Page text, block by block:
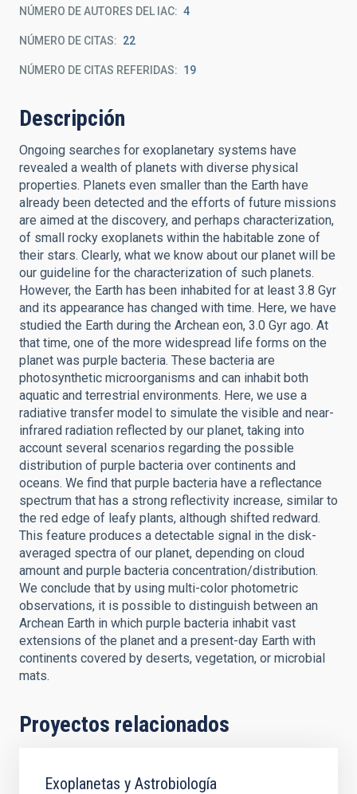
NÚMERO DE AUTORES DEL IAC 4
NÚMERO DE CITAS 22
NÚMERO DE CITAS REFERIDAS 19
Descripción
Ongoing searches for exoplanetary systems have
revealed a wealth of planets with diverse physical
properties. Planets even smaller than the Earth have
already been detected and the efforts of future missions
are aimed at the discovery, and perhaps characterization,
of small rocky exoplanets within the habitable zone of
their stars. Clearly, what we know about our planet will be
our guideline for the characterization of such planets.
However, the Earth has been inhabited for at least 3.8 Gyr
and its appearance has changed with time. Here, we have
studied the Earth during the Archean eon, 3.0 Gyr ago. At
that time, one of the more widespread life forms on the
planet was purple bacteria. These bacteria are
photosynthetic microorganisms and can inhabit both
aquatic and terrestrial environments. Here, we use a
radiative transfer model to simulate the visible and near-
infrared radiation reflected by our planet, taking into
account several scenarios regarding the possible
distribution of purple bacteria over continents and
oceans. We find that purple bacteria have a reflectance
spectrum that has a strong reflectivity increase, similar to
the red edge of leafy plants, although shifted redward.
This feature produces a detectable signal in the disk-
averaged spectra of our planet, depending on cloud
amount and purple bacteria concentration/distribution.
We conclude that by using multi-color photometric
observations, it is possible to distinguish between an
Archean Earth in which purple bacteria inhabit vast
extensions of the planet and a present-day Earth with
continents covered by deserts, vegetation, or microbial
mats.
Proyectos relacionados
Exoplanetas y Astrobiología